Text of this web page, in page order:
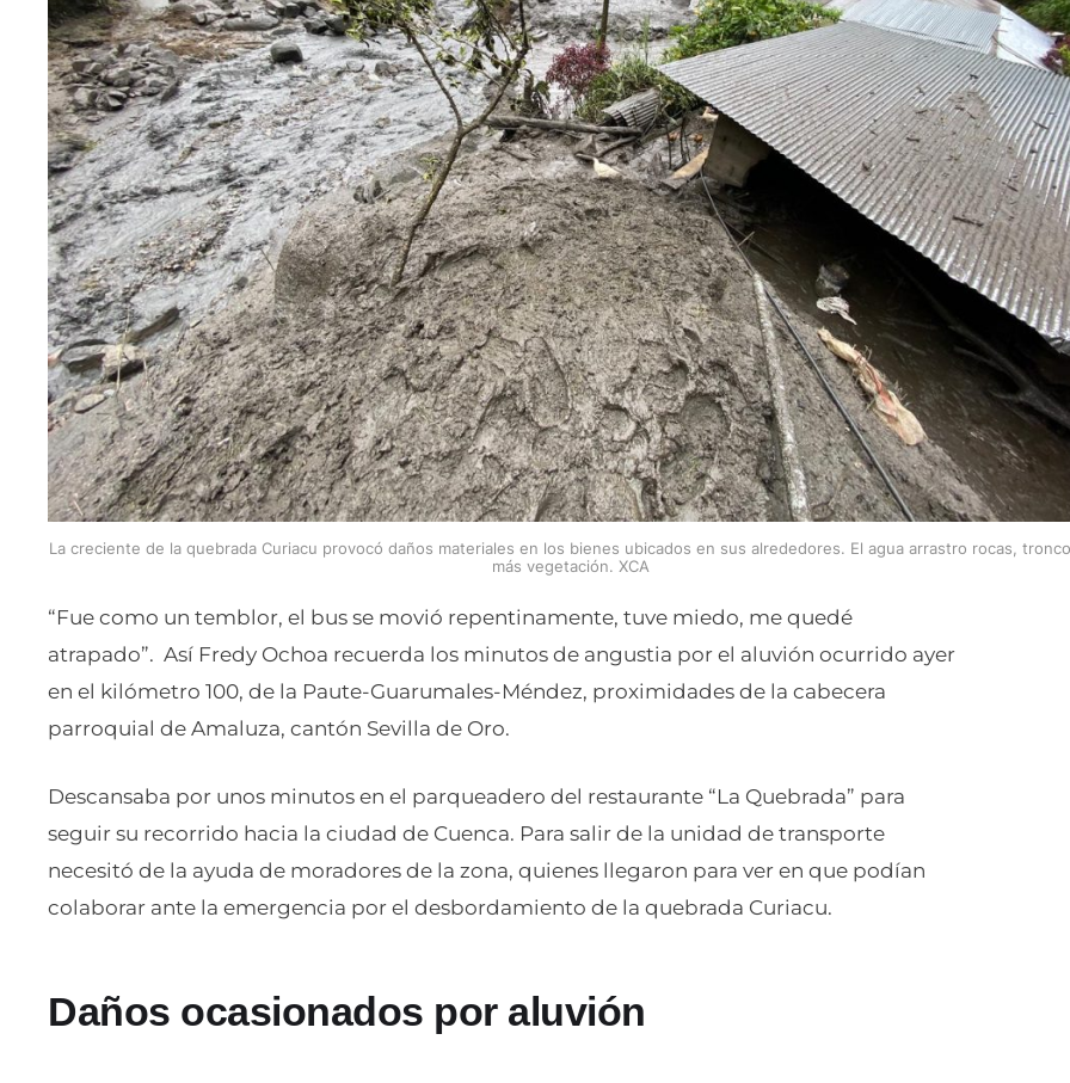
La creciente de la quebrada Curiacu provocó daños materiales en los bienes ubicados en sus alrededores. El agua arrastro rocas,
más vegetación. XCA
“Fue como un temblor, el bus se movió repentinamente, tuve miedo, me quedé
atrapado”. Así Fredy Ochoa recuerda los minutos de angustia por el aluvión ocurrido ayer
en el kilómetro 100, de la Paute-Guarumales-Méndez, proximidades de la cabecera
parroquial de Amaluza, cantón Sevilla de Oro.
Descansaba por unos minutos en el parqueadero del restaurante “La Quebrada” para
seguir su recorrido hacia la ciudad de Cuenca. Para salir de la unidad de transporte
necesitó de la ayuda de moradores de la zona, quienes llegaron para ver en que podían
colaborar ante la emergencia por el desbordamiento de la quebrada Curiacu.
Daños ocasionados por aluvión